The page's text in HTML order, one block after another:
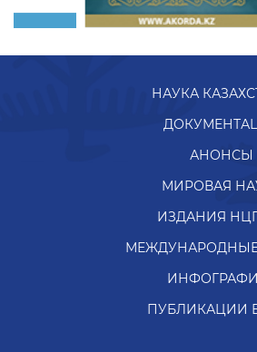
НАУКА
АНОНСЫ
МИРОВАЯ
ИЗДАНИЯ
МЕЖДУНАРОДНЫЕ
ПУБЛИКАЦИИ